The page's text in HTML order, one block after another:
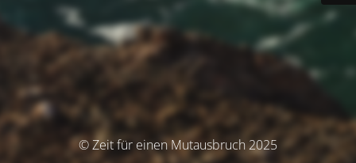
© Zeit für einen Mutausbruch 2025